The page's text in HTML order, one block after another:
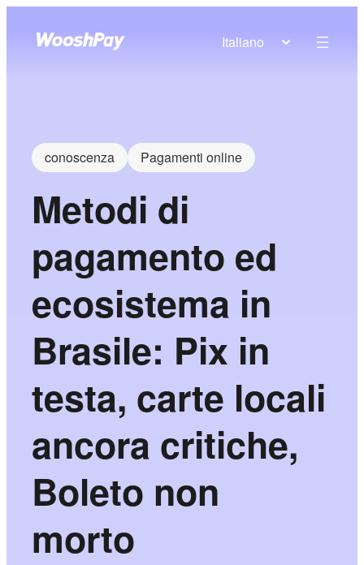
Italiano
conoscenza Pagamenti online
Metodi di
pagamento ed
ecosistema in
Brasile: Pix in
testa, carte locali
ancora critiche,
Boleto non
morto